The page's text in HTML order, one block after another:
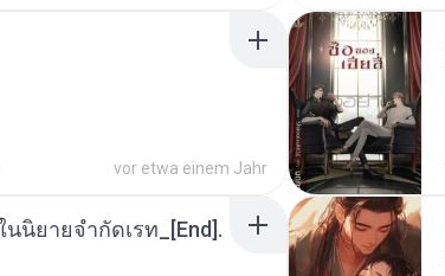
vor etwa einem Jahr
นิยายจำกัดเรท_[End].